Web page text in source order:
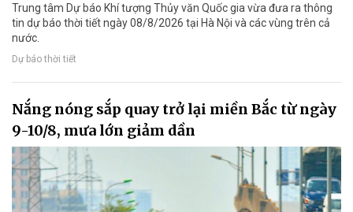
Trung tâm Dự báo Khí tượng Thủy văn Quốc gia vừa đưa ra thông
tin dự báo thời tiết ngày 08/8/2026 tại Hà Nội và các vùng trên cả
nước.
Dự báo thời tiết
Nắng nóng sắp quay trở lại miền Bắc từ ngày
9-10/8, mưa lớn giảm dần